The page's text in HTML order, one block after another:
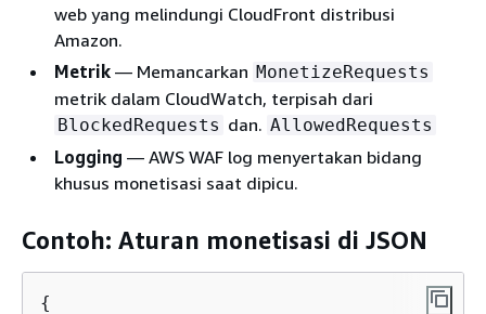
web yang melindungi CloudFront distribusi
Amazon.
Metrik — Memancarkan MonetizeRequests
metrik dalam CloudWatch, terpisah dari
BlockedRequests dan. AllowedRequests
Logging — AWS WAF log menyertakan bidang
khusus monetisasi saat dipicu.
Contoh: Aturan monetisasi di JSON
{